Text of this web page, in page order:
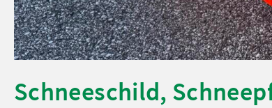
Schneeschild,